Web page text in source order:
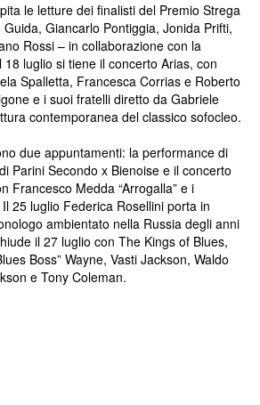
le letture dei finalisti del Premio Strega
Giancarlo Pontiggia, Jonida Prifti,
Rossi – in collaborazione con la
luglio si tiene il concerto Arias, con
Spalletta, Francesca Corrias e Roberto
e i suoi fratelli diretto da Gabriele
contemporanea del classico sofocleo.
due appuntamenti: la performance di
Parini Secondo x Bienoise e il concerto
Francesco Medda “Arrogalla” e i
25 luglio Federica Rosellini porta in
ambientato nella Russia degli anni
il 27 luglio con The Kings of Blues,
Boss” Wayne, Vasti Jackson, Waldo
e Tony Coleman.